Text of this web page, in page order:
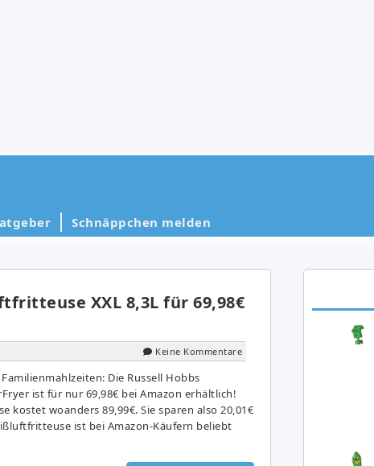
Schnäppchen melden
XXL 8,3L für 69,98€
Keine Kommentare
Die Russell Hobbs
ist für nur 69,98€ bei Amazon erhältlich!
kostet woanders 89,99€. Sie sparen also 20,01€
ist bei Amazon-Käufern beliebt